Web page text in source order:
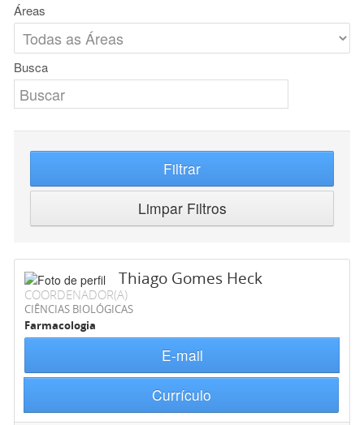
Áreas
Busca
Filtrar
Limpar Filtros
Thiago Gomes Heck
COORDENADOR(A)
CIÊNCIAS BIOLÓGICAS
Farmacologia
E-mail
Currículo